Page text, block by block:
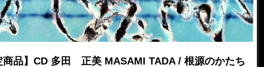
商品】CD 多田 正美 MASAMI TADA / 根源のかたち